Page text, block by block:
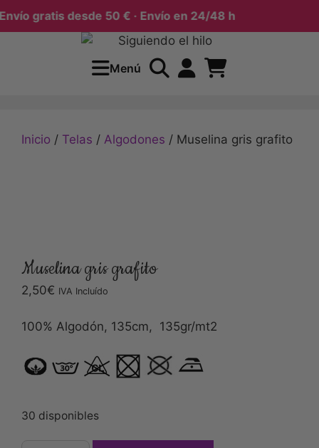
gratis desde 50 € · Envío en 24/48 h
Menú
Inicio / Telas / Algodones / Muselina gris grafito
Muselina gris grafito
2,50€ IVA Incluído
100% Algodón, 135cm, 135gr/mt2
30 disponibles